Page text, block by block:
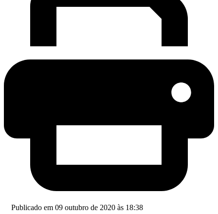
Publicado em 09 outubro de 2020 às 18:38